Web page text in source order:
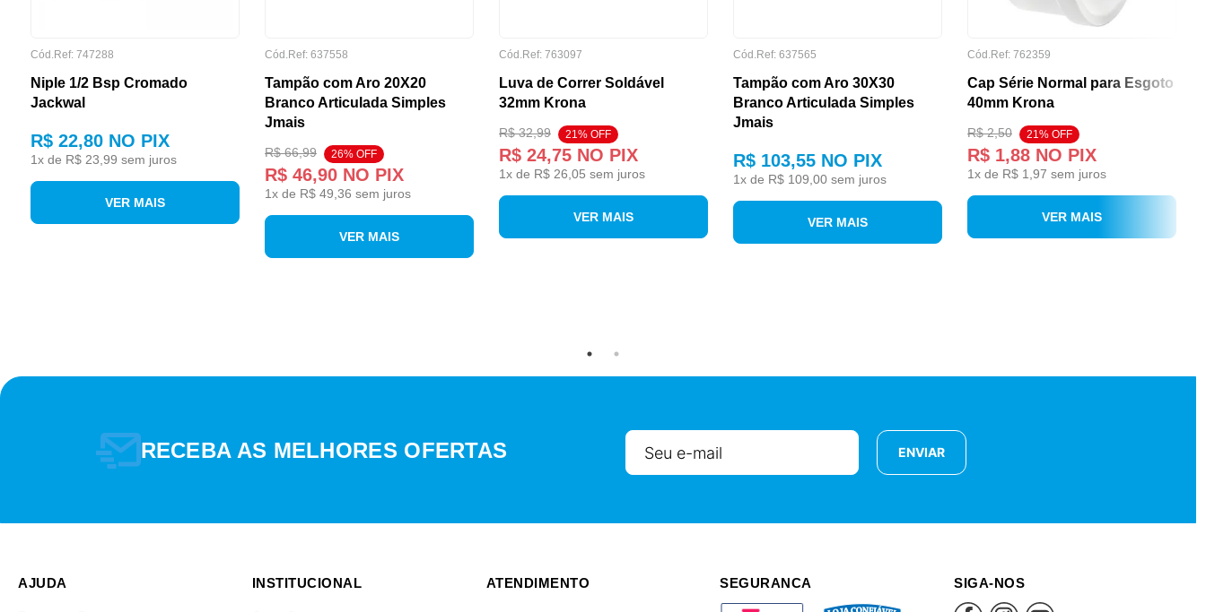
R$ 8,00 R$ 38,00
Cód.Ref: 747288
Niple 1/2 Bsp Cromado
Jackwal
R$ 22,80 NO PIX
1x de R$ 23,99 sem juros
VER MAIS
Cód.Ref: 637558
Tampão com Aro 20X20
Branco Articulada Simples
Jmais
R$ 66,99 26% OFF
R$ 46,90 NO PIX
1x de R$ 49,36 sem juros
VER MAIS
Cód.Ref: 763097
Luva de Correr Soldável
32mm Krona
R$ 32,99 21% OFF
R$ 24,75 NO PIX
1x de R$ 26,05 sem juros
VER MAIS
Cód.Ref: 637565
Tampão com Aro 30X30
Branco Articulada Simples
Jmais
R$ 103,55 NO PIX
1x de R$ 109,00 sem juros
VER MAIS
Cód.Ref: 762359
Cap Série Normal para Esgoto
40mm Krona
R$ 2,50 21% OFF
R$ 1,88 NO PIX
1x de R$ 1,97 sem juros
VER MAIS
RECEBA AS MELHORES OFERTAS ENVIAR
AJUDA INSTITUCIONAL ATENDIMENTO SEGURANCA SIGA-NOS